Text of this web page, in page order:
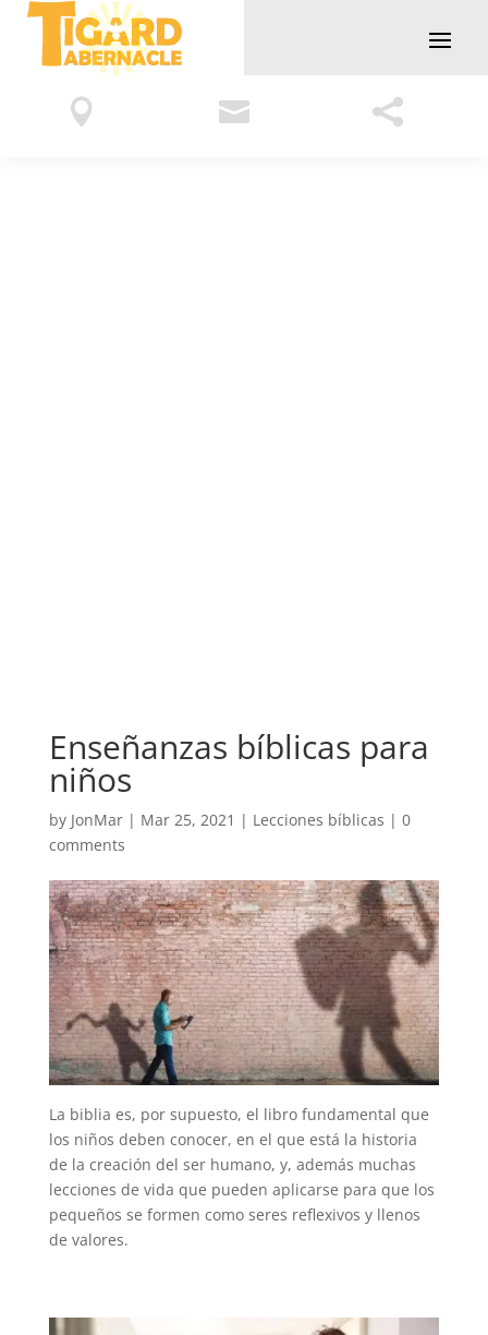
  
Enseñanzas bíblicas para
niños
by JonMar| Mar 25, 2021 | Lecciones bíblicas | 0
comments
La biblia es, por supuesto, el libro fundamental que
los niños deben conocer, en el que está la historia
de la creación del ser humano, y, además muchas
lecciones de vida que pueden aplicarse para que los
pequeños se formen como seres reflexivos y llenos
de valores.